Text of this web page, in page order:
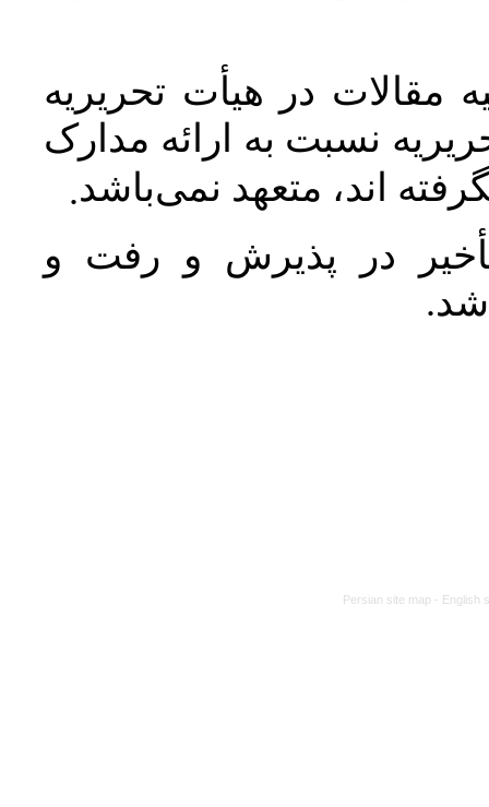
مقالات در هیأت تحریریه
نسبت به ارائه مدارک
اند، متعهد نمی‌باشد.
در پذیرش و رفت و
شد.
Persian site map - English